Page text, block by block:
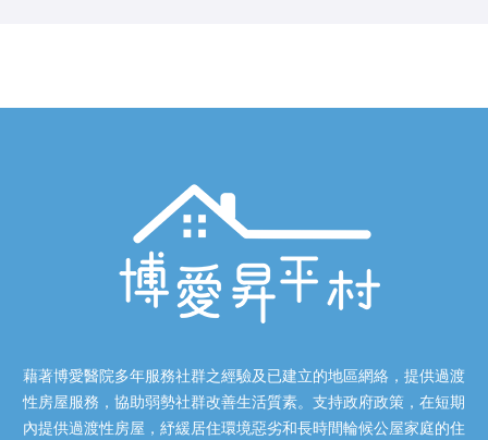
藉著博愛醫院多年服務社群之經驗及已建立的地區網絡，提供過渡
性房屋服務，協助弱勢社群改善生活質素。支持政府政策，在短期
內提供過渡性房屋，紓緩居住環境惡劣和長時間輪候公屋家庭的住